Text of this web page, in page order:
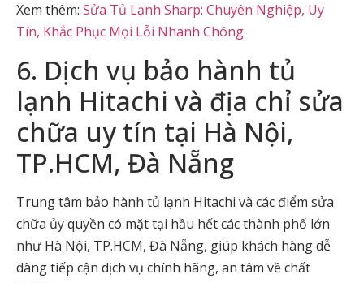
Xem thêm: Sửa Tủ Lạnh Sharp: Chuyên Nghiệp, Uy
Tín, Khắc Phục Mọi Lỗi Nhanh Chóng
6. Dịch vụ bảo hành tủ
lạnh Hitachi và địa chỉ sửa
chữa uy tín tại Hà Nội,
TP.HCM, Đà Nẵng
Trung tâm bảo hành tủ lạnh Hitachi và các điểm sửa
chữa ủy quyền có mặt tại hầu hết các thành phố lớn
như Hà Nội, TP.HCM, Đà Nẵng, giúp khách hàng dễ
dàng tiếp cận dịch vụ chính hãng, an tâm về chất